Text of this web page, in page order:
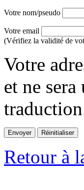
Votre nom/pseudo
Votre email
(Vérifiez la validité de
Votre
et ne
Retour à